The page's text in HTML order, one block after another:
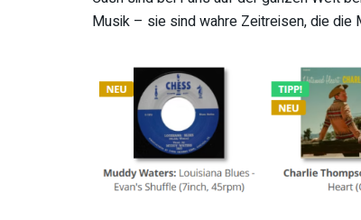
Musik – sie sind wahre Zeitreisen, die die